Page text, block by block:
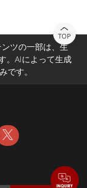
TOP
ツの一部は、生
。AIによって生成
です。